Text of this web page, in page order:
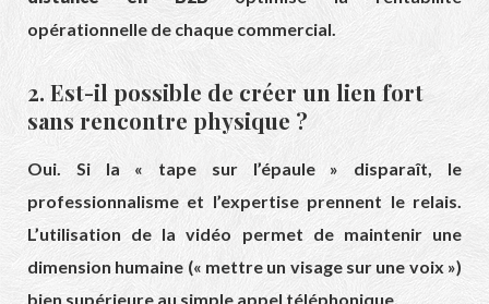
opérationnelle de chaque commercial.
2. Est-il possible de créer un lien fort
sans rencontre physique ?
Oui. Si la « tape sur l’épaule » disparaît, le
professionnalisme et l’expertise prennent le relais.
L’utilisation de la vidéo permet de maintenir une
dimension humaine (« mettre un visage sur une voix »)
bien supérieure au simple appel téléphonique.